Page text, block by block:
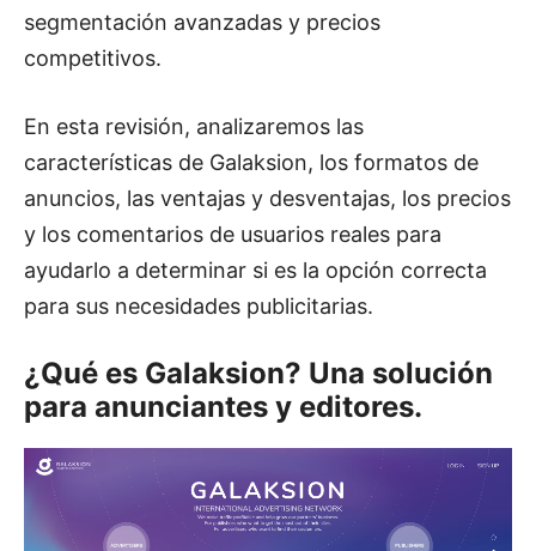
segmentación avanzadas y precios
competitivos.
En esta revisión, analizaremos las
características de Galaksion, los formatos de
anuncios, las ventajas y desventajas, los precios
y los comentarios de usuarios reales para
ayudarlo a determinar si es la opción correcta
para sus necesidades publicitarias.
¿Qué es Galaksion? Una solución
para anunciantes y editores.